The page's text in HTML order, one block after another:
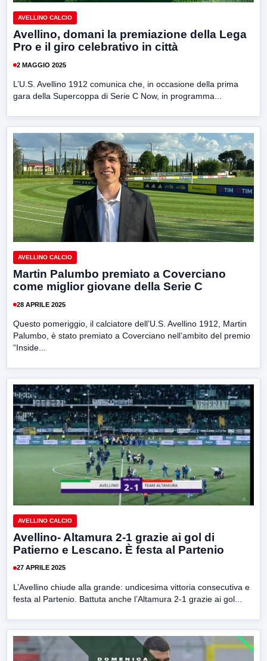
AVELLINO CALCIO
Avellino, domani la premiazione della Lega
Pro e il giro celebrativo in città
2 MAGGIO 2025
L’U.S. Avellino 1912 comunica che, in occasione della prima
gara della Supercoppa di Serie C Now, in programma...
AVELLINO CALCIO
Martin Palumbo premiato a Coverciano
come miglior giovane della Serie C
28 APRILE 2025
Questo pomeriggio, il calciatore dell’U.S. Avellino 1912, Martin
Palumbo, è stato premiato a Coverciano nell’ambito del premio
“Inside...
AVELLINO CALCIO
Avellino- Altamura 2-1 grazie ai gol di
Patierno e Lescano. È festa al Partenio
27 APRILE 2025
L’Avellino chiude alla grande: undicesima vittoria consecutiva e
festa al Partenio. Battuta anche l’Altamura 2-1 grazie ai gol...